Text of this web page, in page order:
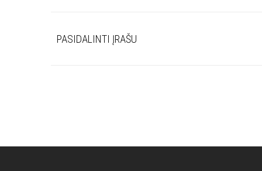
PASIDALINTI ĮRAŠU